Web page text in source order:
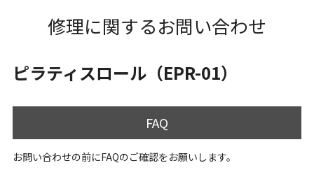
修理に関するお問い合わせ
ピラティスロール（EPR-01）
FAQ
お問い合わせの前にFAQのご確認をお願いします。